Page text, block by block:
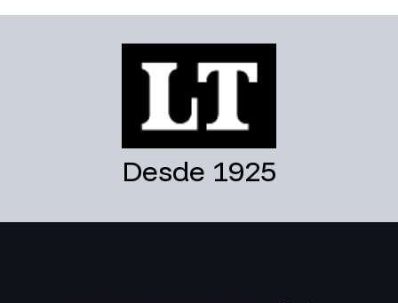
Desde 1925